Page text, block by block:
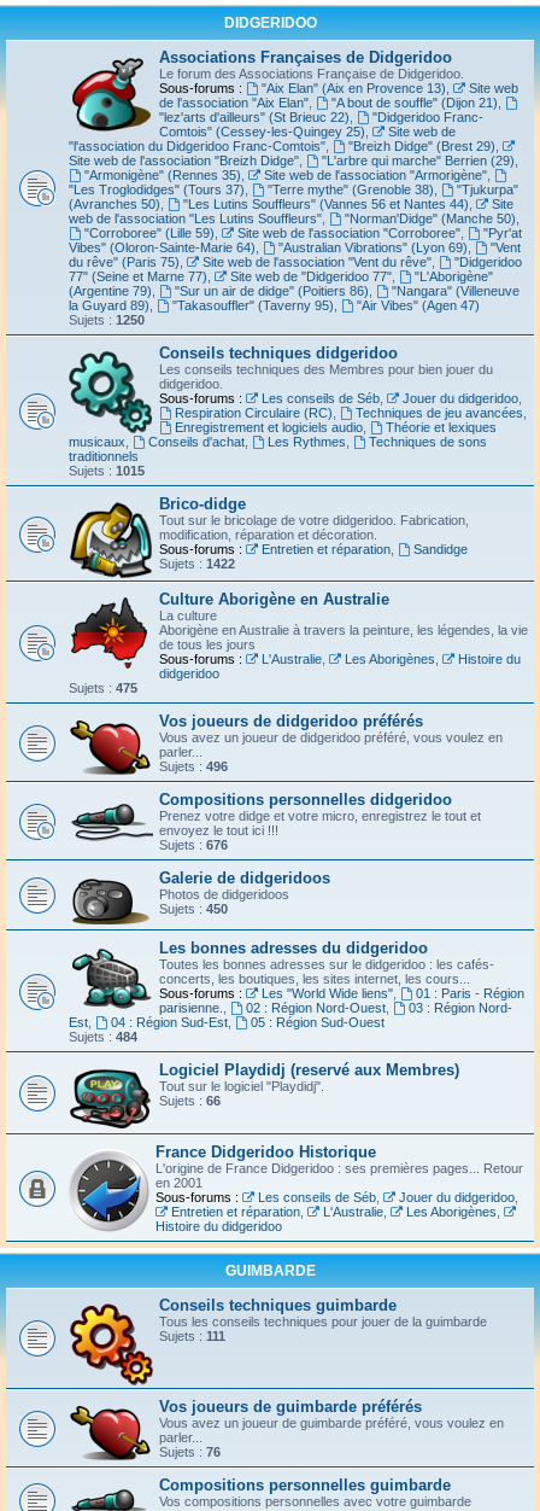
DIDGERIDOO
Associations Françaises de Didgeridoo
Le forum des Associations Française de Didgeridoo.
Sous-forums :
"Aix Elan" (Aix en Provence 13)
Site web
de l'association "Aix Elan"
"A bout de souffle" (Dijon 21)
"lez'arts d'ailleurs" (St Brieuc 22)
"Didgeridoo Franc-
Comtois" (Cessey-les-Quingey 25)
Site web de
"l'association du Didgeridoo Franc-Comtois"
"Breizh Didge" (Brest 29)
Site web de l'association "Breizh Didge"
"L'arbre qui marche" Berrien (29)
"Armonigène" (Rennes 35)
Site web de l'association "Armorigène",
"Les Troglodidges" (Tours 37)
"Terre mythe" (Grenoble 38)
"Tjukurpa"
(Avranches 50)
"Les Lutins Souffleurs" (Vannes 56 et Nantes 44)
Site
web de l'association "Les Lutins Souffleurs"
"Norman'Didge" (Manche 50)
"Corroboree" (Lille 59)
Site web de l'association "Corroboree",
"Pyr'at
Vibes" (Oloron-Sainte-Marie 64)
"Australian Vibrations" (Lyon 69)
"Vent
du rêve" (Paris 75)
Site web de l'association "Vent du rêve",
"Didgeridoo
77" (Seine et Marne 77)
Site web de "Didgeridoo 77",
"L'Aborigène"
(Argentine 79)
"Sur un air de didge" (Poitiers 86)
"Nangara" (Villeneuve
la Guyard 89)
"Takasouffler" (Taverny 95)
"Air Vibes" (Agen 47)
Sujets : 1250
Conseils techniques didgeridoo
Les conseils techniques des Membres pour bien jouer du
didgeridoo.
Sous-forums :
Les conseils de Séb, Jouer du didgeridoo,
Respiration Circulaire (RC)
Techniques de jeu avancées
Enregistrement et logiciels audio,
Théorie et lexiques
musicaux
Conseils d'achat, Les Rythmes
Techniques de sons
traditionnels
Sujets : 1015
Brico-didge
Tout sur le bricolage de votre didgeridoo. Fabrication,
modification, réparation et décoration.
Sous-forums :
Entretien et réparation,
Sandidge
Sujets : 1422
Culture Aborigène en Australie
La culture
Aborigène en Australie à travers la peinture, les légendes, la vie
de tous les jours
Sous-forums :
L'Australie, Les Aborigènes
Histoire du
didgeridoo
Sujets : 475
Vos joueurs de didgeridoo préférés
Vous avez un joueur de didgeridoo préféré, vous voulez en
parler...
Sujets : 496
Compositions personnelles didgeridoo
Prenez votre didge et votre micro, enregistrez le tout et
envoyez le tout ici !!!
Sujets : 676
Galerie de didgeridoos
Photos de didgeridoos
Sujets : 450
Les bonnes adresses du didgeridoo
Toutes les bonnes adresses sur le didgeridoo : les cafés-
concerts, les boutiques, les sites internet, les cours...
Sous-forums :
Les "World Wide liens",
01 : Paris - Région
parisienne.
02 : Région Nord-Ouest,
03 : Région Nord-
Est
04 : Région Sud-Est,
05 : Région Sud-Ouest
Sujets : 484
Logiciel Playdidj (reservé aux Membres)
Tout sur le logiciel "Playdidj".
Sujets : 66
France Didgeridoo Historique
L'origine de France Didgeridoo : ses premières pages... Retour
en 2001
Sous-forums :
Les conseils de Séb, Jouer du didgeridoo,
Entretien et réparation, L'Australie, Les Aborigènes
Histoire du didgeridoo
GUIMBARDE
Conseils techniques guimbarde
Tous les conseils techniques pour jouer de la guimbarde
Sujets : 111
Vos joueurs de guimbarde préférés
Vous avez un joueur de guimbarde préféré, vous voulez en
parler...
Sujets : 76
Compositions personnelles guimbarde
Vos compositions personnelles avec votre guimbarde